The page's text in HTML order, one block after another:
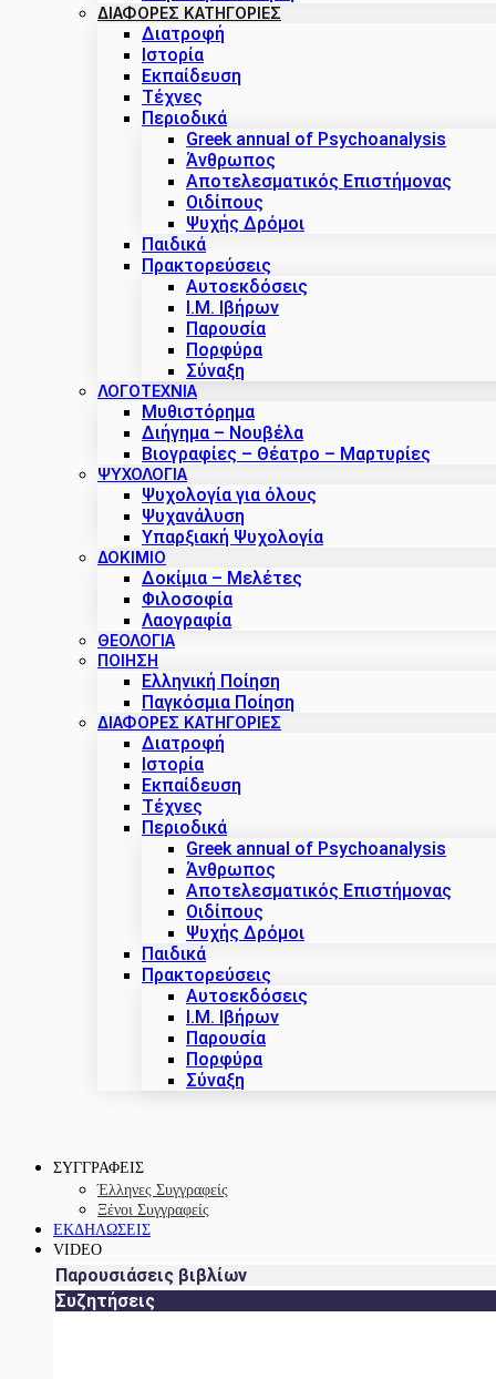
ΔΙΑΦΟΡΕΣ ΚΑΤΗΓΟΡΙΕΣ
Διατροφή
Ιστορία
Εκπαίδευση
Τέχνες
Περιοδικά
Greek annual of Psychoanalysis
Άνθρωπος
Αποτελεσματικός Επιστήμονας
Οιδίπους
Ψυχής Δρόμοι
Παιδικά
Πρακτoρεύσεις
Αυτοεκδόσεις
Ι.Μ. Ιβήρων
Παρουσία
Πορφύρα
Σύναξη
ΛΟΓΟΤΕΧΝΙΑ
Μυθιστόρημα
Διήγημα – Νουβέλα
Βιογραφίες – Θέατρο – Μαρτυρίες
ΨΥΧΟΛΟΓΙΑ
Ψυχολογία για όλους
Ψυχανάλυση
Υπαρξιακή Ψυχολογία
ΔΟΚΊΜΙΟ
Δοκίμια – Μελέτες
Φιλοσοφία
Λαογραφία
ΘΕΟΛΟΓΙΑ
ΠΟΙΗΣΗ
Ελληνική Ποίηση
Παγκόσμια Ποίηση
ΔΙΑΦΟΡΕΣ ΚΑΤΗΓΟΡΙΕΣ
Διατροφή
Ιστορία
Εκπαίδευση
Τέχνες
Περιοδικά
Greek annual of Psychoanalysis
Άνθρωπος
Αποτελεσματικός Επιστήμονας
Οιδίπους
Ψυχής Δρόμοι
Παιδικά
Πρακτoρεύσεις
Αυτοεκδόσεις
Ι.Μ. Ιβήρων
Παρουσία
Πορφύρα
Σύναξη
ΣΥΓΓΡΑΦΕΙΣ
Έλληνες Συγγραφείς
Ξένοι Συγγραφείς
ΕΚΔΗΛΩΣΕΙΣ
VIDEO
Παρουσιάσεις βιβλίων
Συζητήσεις